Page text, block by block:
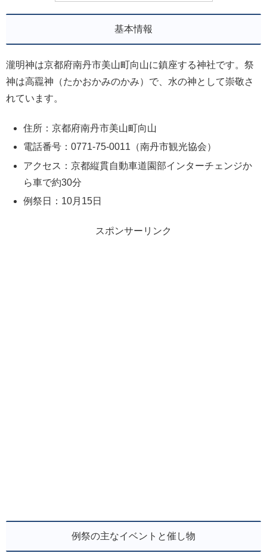
基本情報
瀧明神は京都府南丹市美山町向山に鎮座する神社です。祭
神は高龗神（たかおかみのかみ）で、水の神として崇敬さ
れています。
住所：京都府南丹市美山町向山
電話番号：0771-75-0011（南丹市観光協会）
アクセス：京都縦貫自動車道園部インターチェンジか
ら車で約30分
例祭日：10月15日
スポンサーリンク
例祭の主なイベントと催し物